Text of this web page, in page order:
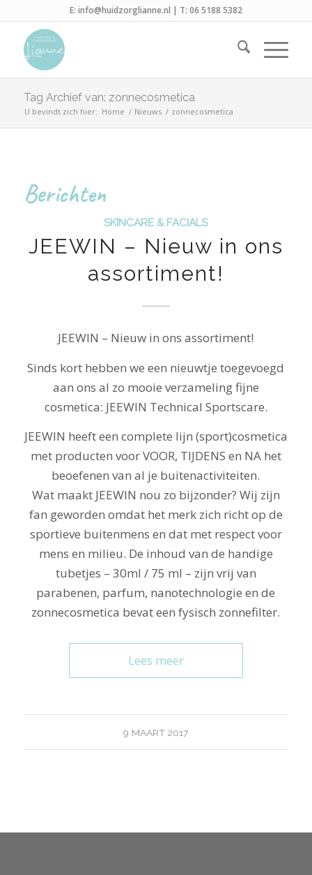
E: info@huidzorglianne.nl | T: 06 5188 5382
Tag Archief van: zonnecosmetica
U bevindt zich hier: Home / Nieuws / zonnecosmetica
Berichten
SKINCARE & FACIALS
JEEWIN – Nieuw in ons
assortiment!
JEEWIN – Nieuw in ons assortiment!
Sinds kort hebben we een nieuwtje toegevoegd
aan ons al zo mooie verzameling fijne
cosmetica: JEEWIN Technical Sportscare.
JEEWIN heeft een complete lijn (sport)cosmetica
met producten voor VOOR, TIJDENS en NA het
beoefenen van al je buitenactiviteiten.
Wat maakt JEEWIN nou zo bijzonder? Wij zijn
fan geworden omdat het merk zich richt op de
sportieve buitenmens en dat met respect voor
mens en milieu. De inhoud van de handige
tubetjes – 30ml / 75 ml – zijn vrij van
parabenen, parfum, nanotechnologie en de
zonnecosmetica bevat een fysisch zonnefilter.
Lees meer
9 MAART 2017